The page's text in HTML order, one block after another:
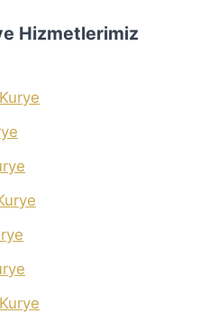
Hizmetlerimiz